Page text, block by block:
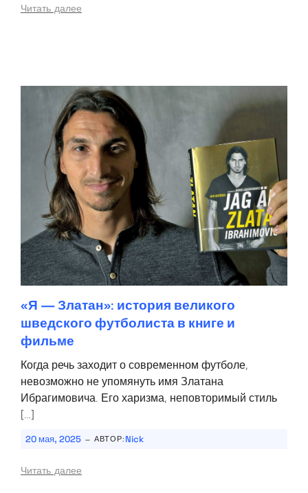
Читать далее
«Я — Златан»: история великого
шведского футболиста в книге и
фильме
Когда речь заходит о современном футболе,
невозможно не упомянуть имя Златана
Ибрагимовича. Его харизма, неповторимый стиль
[…]
20 мая, 2025 - АВТОР: Nick
Читать далее